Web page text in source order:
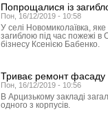
Попрощалися із
Пон, 16/12/2019 - 10:58
У селі Новомиколаївка,
загиблою під час пожежі в
бізнесу Ксенією Бабенко.
Триває ремонт фасаду
Пон, 16/12/2019 - 10:56
В Арцизькому закладі
одного з корпусів.